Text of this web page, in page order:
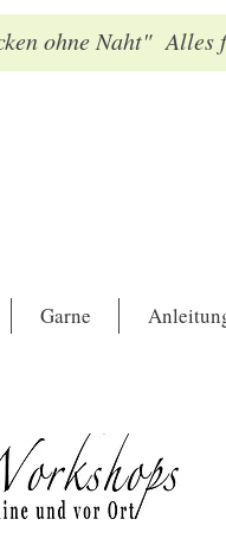
ohne Naht" Alles
Garne